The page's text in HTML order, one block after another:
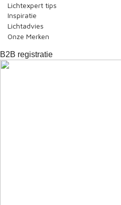
Lichtexpert tips
Inspiratie
Lichtadvies
Onze Merken
B2B registratie